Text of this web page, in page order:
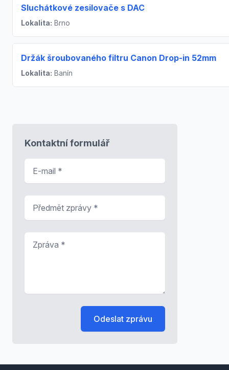
Sluchátkové zesilovače s DAC
Lokalita: Brno
Držák šroubovaného filtru Canon Drop-in 52mm
Lokalita: Banín
Kontaktní formulář
Odeslat zprávu